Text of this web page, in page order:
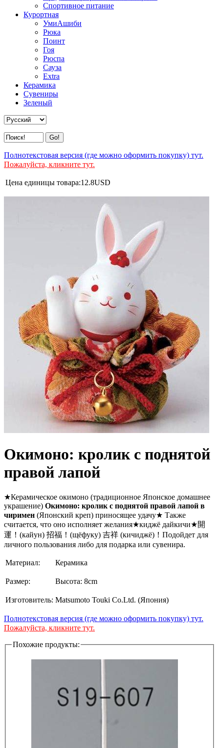
Спортивное питание
Курортная
УмиАшиби
Рюка
Поинт
Гоя
Рюспа
Сауза
Extra
Керамика
Сувениры
Зеленый
Полнотекстовая версия (где можно оформить покупку) тут.
Пожалуйста, кликните тут.
Цена единицы товара:12.8USD
Окимоно: кролик с поднятой
правой лапой
★Керамическое окимоно (традиционное Японское домашнее
украшение) Окимоно: кролик с поднятой правой лапой в
чиримен (Японский креп) приносящее удачу★ Также
считается, что оно исполняет желания★киджё дайкичи★開
運！(кайун) 招福！(щёфуку) 吉祥 (кичиджё)！Подойдет для
личного пользования либо для подарка или сувенира.
Материал: Керамика
Размер: Высота: 8cm
Изготовитель: Matsumoto Touki Co.Ltd. (Япония)
Полнотекстовая версия (где можно оформить покупку) тут.
Пожалуйста, кликните тут.
Похожие продукты: